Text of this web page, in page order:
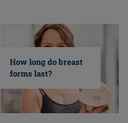
How long do breast
forms last?